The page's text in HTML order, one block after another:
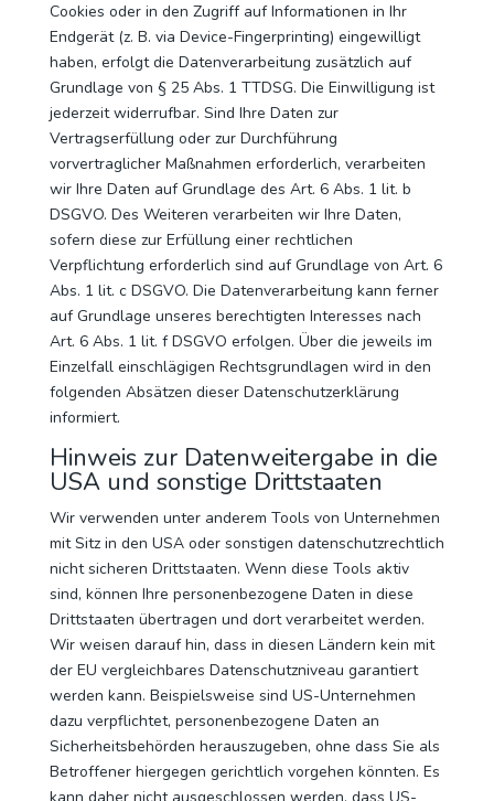
Cookies oder in den Zugriff auf Informationen in Ihr
Endgerät (z. B. via Device-Fingerprinting) eingewilligt
haben, erfolgt die Datenverarbeitung zusätzlich auf
Grundlage von § 25 Abs. 1 TTDSG. Die Einwilligung ist
jederzeit widerrufbar. Sind Ihre Daten zur
Vertragserfüllung oder zur Durchführung
vorvertraglicher Maßnahmen erforderlich, verarbeiten
wir Ihre Daten auf Grundlage des Art. 6 Abs. 1 lit. b
DSGVO. Des Weiteren verarbeiten wir Ihre Daten,
sofern diese zur Erfüllung einer rechtlichen
Verpflichtung erforderlich sind auf Grundlage von Art. 6
Abs. 1 lit. c DSGVO. Die Datenverarbeitung kann ferner
auf Grundlage unseres berechtigten Interesses nach
Art. 6 Abs. 1 lit. f DSGVO erfolgen. Über die jeweils im
Einzelfall einschlägigen Rechtsgrundlagen wird in den
folgenden Absätzen dieser Datenschutzerklärung
informiert.
Hinweis zur Datenweitergabe in die
USA und sonstige Drittstaaten
Wir verwenden unter anderem Tools von Unternehmen
mit Sitz in den USA oder sonstigen datenschutzrechtlich
nicht sicheren Drittstaaten. Wenn diese Tools aktiv
sind, können Ihre personenbezogene Daten in diese
Drittstaaten übertragen und dort verarbeitet werden.
Wir weisen darauf hin, dass in diesen Ländern kein mit
der EU vergleichbares Datenschutzniveau garantiert
werden kann. Beispielsweise sind US-Unternehmen
dazu verpflichtet, personenbezogene Daten an
Sicherheitsbehörden herauszugeben, ohne dass Sie als
Betroffener hiergegen gerichtlich vorgehen könnten. Es